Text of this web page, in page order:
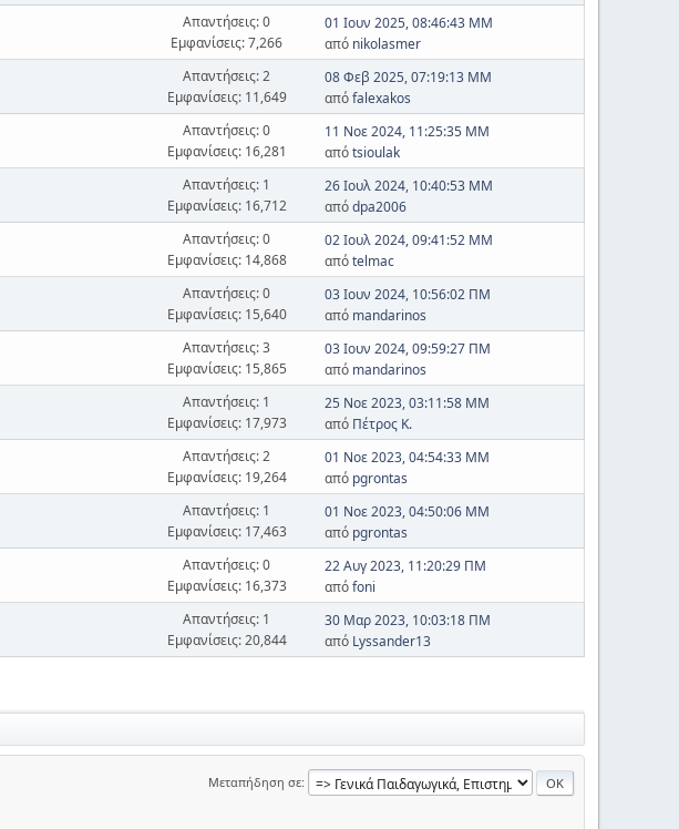
Απαντήσεις: 0
Εμφανίσεις: 7,266
01 Ιουν 2025, 08:46:43 ΜΜ
από nikolasmer
Απαντήσεις: 2
Εμφανίσεις: 11,649
08 Φεβ 2025, 07:19:13 ΜΜ
απόfalexakos
Απαντήσεις: 0
Εμφανίσεις: 16,281
11 Νοε 2024, 11:25:35 ΜΜ
απόtsioulak
Απαντήσεις: 1
Εμφανίσεις: 16,712
26 Ιουλ 2024, 10:40:53 ΜΜ
απόdpa2006
Απαντήσεις: 0
Εμφανίσεις: 14,868
02 Ιουλ 2024, 09:41:52 ΜΜ
απόtelmac
Απαντήσεις: 0
Εμφανίσεις: 15,640
03 Ιουν 2024, 10:56:02 ΠΜ
από mandarinos
Απαντήσεις: 3
Εμφανίσεις: 15,865
03 Ιουν 2024, 09:59:27 ΠΜ
από mandarinos
Απαντήσεις: 1
Εμφανίσεις: 17,973
25 Νοε 2023, 03:11:58 ΜΜ
από Πέτρος Κ.
Απαντήσεις: 2
Εμφανίσεις: 19,264
01 Νοε 2023, 04:54:33 ΜΜ
από pgrontas
Απαντήσεις: 1
Εμφανίσεις: 17,463
01 Νοε 2023, 04:50:06 ΜΜ
από pgrontas
Απαντήσεις: 0
Εμφανίσεις: 16,373
22 Αυγ 2023, 11:20:29 ΠΜ
απόfoni
Απαντήσεις: 1
Εμφανίσεις: 20,844
30 Μαρ 2023, 10:03:18 ΠΜ
από Lyssander13
Μεταπήδηση σε